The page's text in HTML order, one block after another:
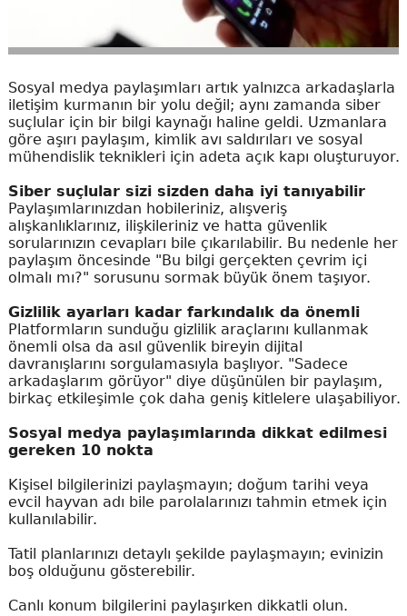
Sosyal medya paylaşımları artık yalnızca arkadaşlarla
iletişim kurmanın bir yolu değil; aynı zamanda siber
suçlular için bir bilgi kaynağı haline geldi. Uzmanlara
göre aşırı paylaşım, kimlik avı saldırıları ve sosyal
mühendislik teknikleri için adeta açık kapı oluşturuyor.
Siber suçlular sizi sizden daha iyi tanıyabilir
Paylaşımlarınızdan hobileriniz, alışveriş
alışkanlıklarınız, ilişkileriniz ve hatta güvenlik
sorularınızın cevapları bile çıkarılabilir. Bu nedenle her
paylaşım öncesinde "Bu bilgi gerçekten çevrim içi
olmalı mı?" sorusunu sormak büyük önem taşıyor.
Gizlilik ayarları kadar farkındalık da önemli
Platformların sunduğu gizlilik araçlarını kullanmak
önemli olsa da asıl güvenlik bireyin dijital
davranışlarını sorgulamasıyla başlıyor. "Sadece
arkadaşlarım görüyor" diye düşünülen bir paylaşım,
birkaç etkileşimle çok daha geniş kitlelere ulaşabiliyor.
Sosyal medya paylaşımlarında dikkat edilmesi
gereken 10 nokta
Kişisel bilgilerinizi paylaşmayın; doğum tarihi veya
evcil hayvan adı bile parolalarınızı tahmin etmek için
kullanılabilir.
Tatil planlarınızı detaylı şekilde paylaşmayın; evinizin
boş olduğunu gösterebilir.
Canlı konum bilgilerini paylaşırken dikkatli olun.